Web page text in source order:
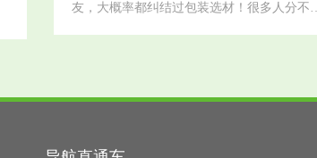
友，大概率都纠结过包装选材！很多人分不